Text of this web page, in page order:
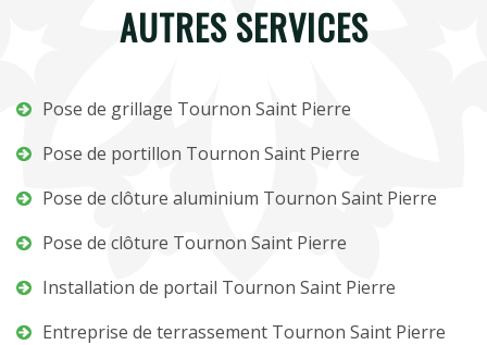
AUTRES SERVICES
Pose de grillage Tournon Saint Pierre
Pose de portillon Tournon Saint Pierre
Pose de clôture aluminium Tournon Saint Pierre
Pose de clôture Tournon Saint Pierre
Installation de portail Tournon Saint Pierre
Entreprise de terrassement Tournon Saint Pierre